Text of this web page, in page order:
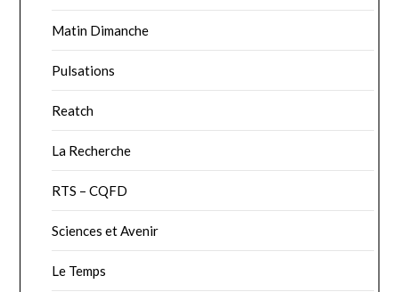
Matin Dimanche
Pulsations
Reatch
La Recherche
RTS – CQFD
Sciences et Avenir
Le Temps